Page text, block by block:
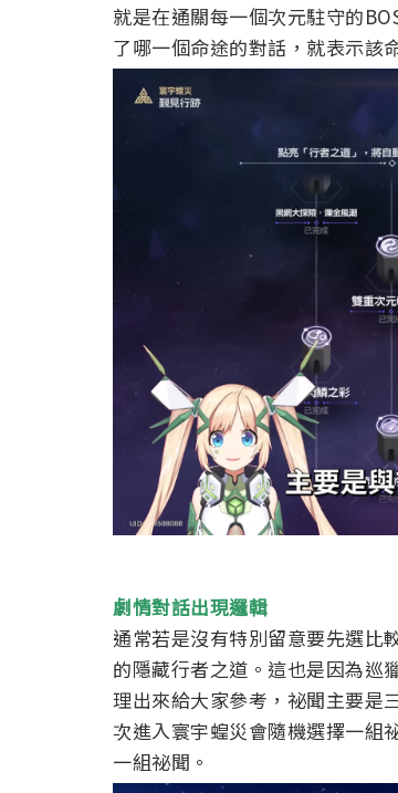
就是在通關每一個次元駐守的
了哪一個命途的對話，就表示該
劇情對話出現邏輯
通常若是沒有特別留意要先選比
的隱藏行者之道。這也是因為巡
理出來給大家參考，祕聞主要是
次進入寰宇蝗災會隨機選擇一組
一組祕聞。